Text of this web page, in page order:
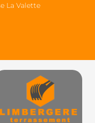
La Valette